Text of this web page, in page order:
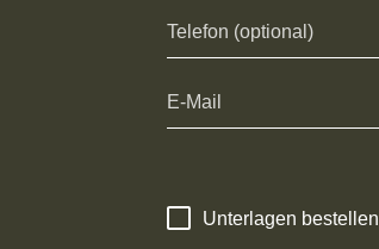
Unterlagen bestellen